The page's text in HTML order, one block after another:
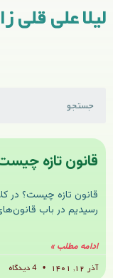
لیلا علی قلی
قانون تازه
قانون تازه چیست؟ در
رسیدیم در باب
ادامه مطلب »
آذر ۱۲, ۱۴۰۱